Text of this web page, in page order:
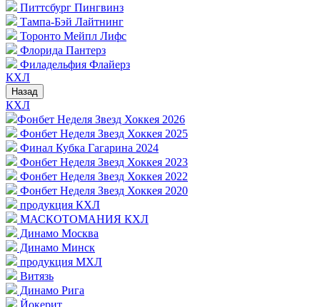
Питтсбург Пингвинз
Тампа-Бэй Лайтнинг
Торонто Мейпл Лифс
Флорида Пантерз
Филадельфия Флайерз
КХЛ
Назад
КХЛ
Фонбет Неделя Звезд Хоккея 2026
Фонбет Неделя Звезд Хоккея 2025
Финал Кубка Гагарина 2024
Фонбет Неделя Звезд Хоккея 2023
Фонбет Неделя Звезд Хоккея 2022
Фонбет Неделя Звезд Хоккея 2020
продукция КХЛ
МАСКОТОМАНИЯ КХЛ
Динамо Москва
Динамо Минск
продукция МХЛ
Витязь
Динамо Рига
Йокерит